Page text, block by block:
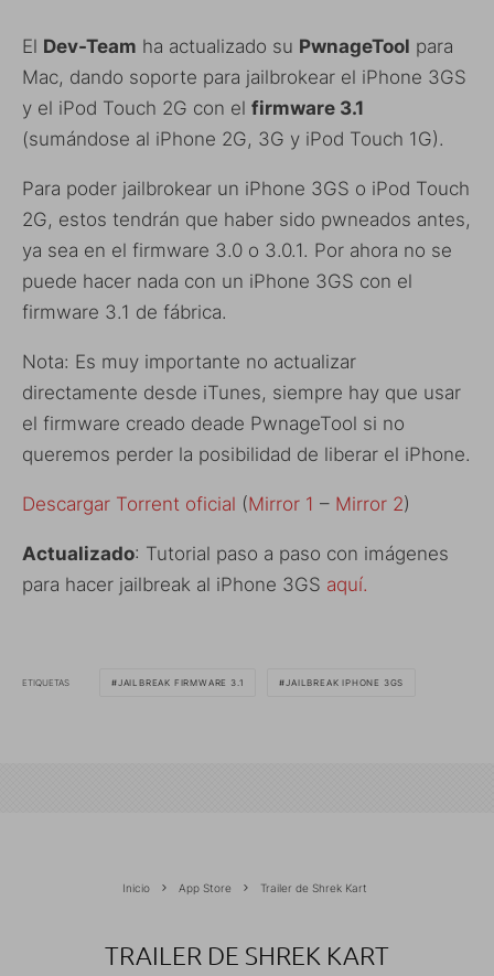
El Dev-Team ha actualizado su PwnageTool para
Mac, dando soporte para jailbrokear el iPhone 3GS
y el iPod Touch 2G con el firmware 3.1
(sumándose al iPhone 2G, 3G y iPod Touch 1G).
Para poder jailbrokear un iPhone 3GS o iPod Touch
2G, estos tendrán que haber sido pwneados antes,
ya sea en el firmware 3.0 o 3.0.1. Por ahora no se
puede hacer nada con un iPhone 3GS con el
firmware 3.1 de fábrica.
Nota: Es muy importante no actualizar
directamente desde iTunes, siempre hay que usar
el firmware creado deade PwnageTool si no
queremos perder la posibilidad de liberar el iPhone.
Descargar Torrent oficial (Mirror 1 – Mirror 2)
Actualizado: Tutorial paso a paso con imágenes
para hacer jailbreak al iPhone 3GS aquí.
ETIQUETAS JAILBREAK FIRMWARE 3.1 JAILBREAK IPHONE 3GS
Inicio App Store Trailer de Shrek Kart
TRAILER DE SHREK KART